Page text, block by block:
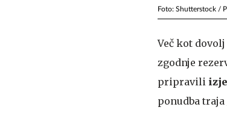
Foto: Shutterstock /
Več kot
zgodnje
pripravili
ponudba traja